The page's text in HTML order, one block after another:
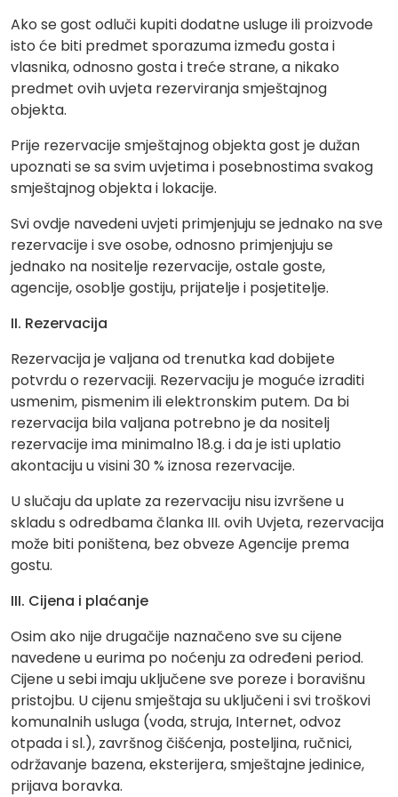
Ako se gost odluči kupiti dodatne usluge ili proizvode
isto će biti predmet sporazuma između gosta i
vlasnika, odnosno gosta i treće strane, a nikako
predmet ovih uvjeta rezerviranja smještajnog
objekta.
Prije rezervacije smještajnog objekta gost je dužan
upoznati se sa svim uvjetima i posebnostima svakog
smještajnog objekta i lokacije.
Svi ovdje navedeni uvjeti primjenjuju se jednako na sve
rezervacije i sve osobe, odnosno primjenjuju se
jednako na nositelje rezervacije, ostale goste,
agencije, osoblje gostiju, prijatelje i posjetitelje.
II. Rezervacija
Rezervacija je valjana od trenutka kad dobijete
potvrdu o rezervaciji. Rezervaciju je moguće izraditi
usmenim, pismenim ili elektronskim putem. Da bi
rezervacija bila valjana potrebno je da nositelj
rezervacije ima minimalno 18.g. i da je isti uplatio
akontaciju u visini 30 % iznosa rezervacije.
U slučaju da uplate za rezervaciju nisu izvršene u
skladu s odredbama članka III. ovih Uvjeta, rezervacija
može biti poništena, bez obveze Agencije prema
gostu.
III. Cijena i plaćanje
Osim ako nije drugačije naznačeno sve su cijene
navedene u eurima po noćenju za određeni period.
Cijene u sebi imaju uključene sve poreze i boravišnu
pristojbu. U cijenu smještaja su uključeni i svi troškovi
komunalnih usluga (voda, struja, Internet, odvoz
otpada i sl.), završnog čišćenja, posteljina, ručnici,
održavanje bazena, eksterijera, smještajne jedinice,
prijava boravka.